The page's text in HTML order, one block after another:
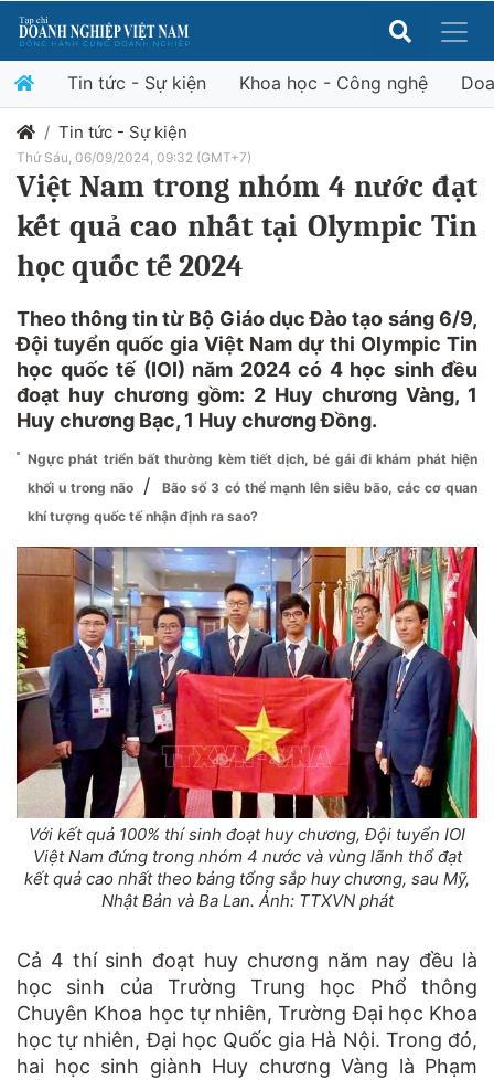
Tin tức - Sự kiện Khoa học - Công nghệ
Tin tức - Sự kiện
Thứ Sáu, 06/09/2024, 09:32 (GMT+7)
Việt Nam trong nhóm 4 nước đạt
kết quả cao nhất tại Olympic Tin
học quốc tế 2024
Theo thông tin từ Bộ Giáo dục Đào tạo sáng 6/9,
Đội tuyển quốc gia Việt Nam dự thi Olympic Tin
học quốc tế (IOI) năm 2024 có 4 học sinh đều
đoạt huy chương gồm: 2 Huy chương Vàng, 1
Huy chương Bạc, 1 Huy chương Đồng.
Ngực phát triển bất thường kèm tiết dịch, bé gái đi khám phát hiện
khối u trong não
/
Bão số 3 có thể mạnh lên siêu bão, các cơ quan
khí tượng quốc tế nhận định ra sao?
Với kết quả 100% thí sinh đoạt huy chương, Đội tuyển IOI
Việt Nam đứng trong nhóm 4 nước và vùng lãnh thổ đạt
kết quả cao nhất theo bảng tổng sắp huy chương, sau Mỹ,
Nhật Bản và Ba Lan. Ảnh: TTXVN phát
Cả 4 thí sinh đoạt huy chương năm nay đều là
học sinh của Trường Trung học Phổ thông
Chuyên Khoa học tự nhiên, Trường Đại học Khoa
học tự nhiên, Đại học Quốc gia Hà Nội. Trong đó,
hai học sinh giành Huy chương Vàng là Phạm